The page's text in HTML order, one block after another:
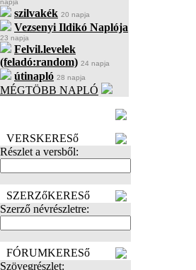
napja
szilvakék 20 napja
Vezsenyi Ildikó Naplója
23 napja
Felvil.levelek
(feladó:random) 24 napja
útinapló 28 napja
MÉGTÖBB NAPLÓ
VERSKERESő
Részlet a versből:
SZERZőKERESő
Szerző névrészletre:
FÓRUMKERESő
Szövegrészlet: